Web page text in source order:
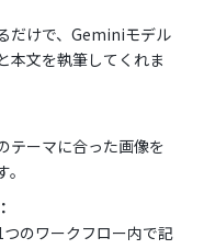
だけで、Geminiモデル
本文を執筆してくれま
テーマに合った画像を
のワークフロー内で記